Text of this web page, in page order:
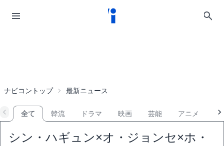
ナビコントップ 最新ニュース
全て 韓流 ドラマ 映画 芸能 アニメ
シン・ハギュン×オ・ジョンセ×ホ・